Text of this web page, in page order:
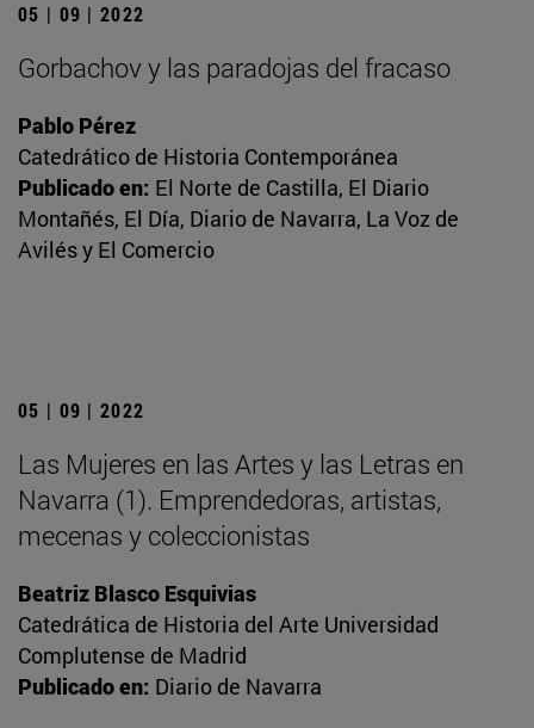
05 | 09 | 2022
Gorbachov y las paradojas del fracaso
Pablo Pérez
Catedrático de Historia Contemporánea
Publicado en: El Norte de Castilla, El Diario
Montañés, El Día, Diario de Navarra, La Voz de
Avilés y El Comercio
05 | 09 | 2022
Las Mujeres en las Artes y las Letras en
Navarra (1). Emprendedoras, artistas,
mecenas y coleccionistas
Beatriz Blasco Esquivias
Catedrática de Historia del Arte Universidad
Complutense de Madrid
Publicado en: Diario de Navarra